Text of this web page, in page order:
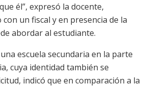
él”, expresó la docente,
un fiscal y en presencia de la
abordar al estudiante.
escuela secundaria en la parte
cuya identidad también se
indicó que en comparación a la